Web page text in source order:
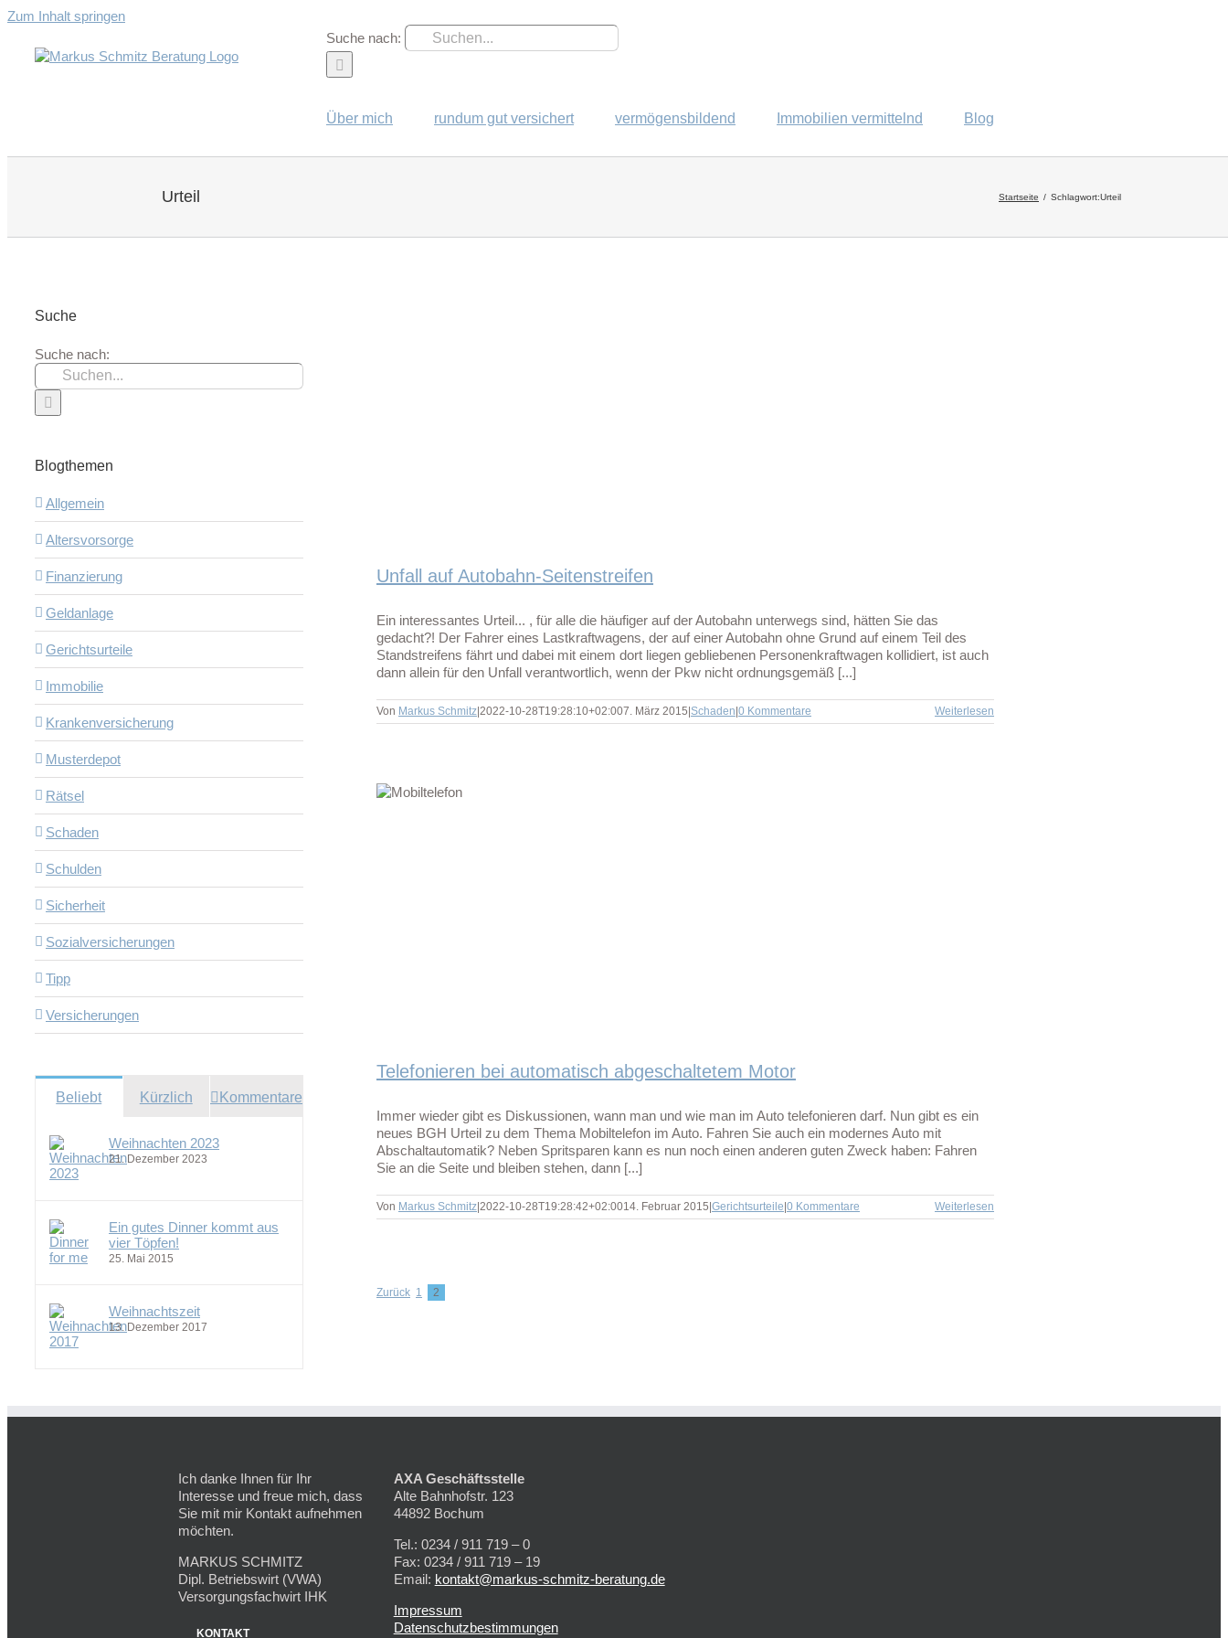
Zum Inhalt springen
Suche nach:
Über mich rundum gut versichert vermögensbildend Immobilien vermittelnd Blog
Urteil Startseite Schlagwort:Urteil
Unfall auf Autobahn-Seitenstreifen
Ein interessantes Urteil... , für alle die häufiger auf der Autobahn unterwegs sind, hätten Sie das
gedacht?! Der Fahrer eines Lastkraftwagens, der auf einer Autobahn ohne Grund auf einem Teil des
Standstreifens fährt und dabei mit einem dort liegen gebliebenen Personenkraftwagen kollidiert, ist auch
dann allein für den Unfall verantwortlich, wenn der Pkw nicht ordnungsgemäß [...]
Von Markus Schmitz 2022-10-28T19:28:10+02:007. März 2015 Schaden 0 Kommentare Weiterlesen
automatisch abgeschaltetem Motor
Gerichtsurteile
Telefonieren bei automatisch abgeschaltetem Motor
Immer wieder gibt es Diskussionen, wann man und wie man im Auto telefonieren darf. Nun gibt es ein
neues BGH Urteil zu dem Thema Mobiltelefon im Auto. Fahren Sie auch ein modernes Auto mit
Abschaltautomatik? Neben Spritsparen kann es nun noch einen anderen guten Zweck haben: Fahren
Sie an die Seite und bleiben stehen, dann [...]
Von Markus Schmitz 2022-10-28T19:28:42+02:0014. Februar 2015 Gerichtsurteile 0 Kommentare Weiterlesen
Zurück 1 2
Suche
Suche nach:
Blogthemen
Allgemein
Altersvorsorge
Finanzierung
Geldanlage
Gerichtsurteile
Immobilie
Krankenversicherung
Musterdepot
Rätsel
Schaden
Schulden
Sicherheit
Sozialversicherungen
Tipp
Versicherungen
Beliebt Kürzlich Kommentare
Weihnachten 2023
21. Dezember 2023
Ein gutes Dinner kommt aus
vier Töpfen!
25. Mai 2015
Weihnachtszeit
13. Dezember 2017
Ich danke Ihnen für Ihr
Interesse und freue mich, dass
Sie mit mir Kontakt aufnehmen
möchten.
MARKUS SCHMITZ
Dipl. Betriebswirt (VWA)
Versorgungsfachwirt IHK
KONTAKT
AXA Geschäftsstelle
Alte Bahnhofstr. 123
44892 Bochum
Tel.: 0234 / 911 719 – 0
Fax: 0234 / 911 719 – 19
Email: kontakt@markus-schmitz-beratung.de
Impressum
Datenschutzbestimmungen